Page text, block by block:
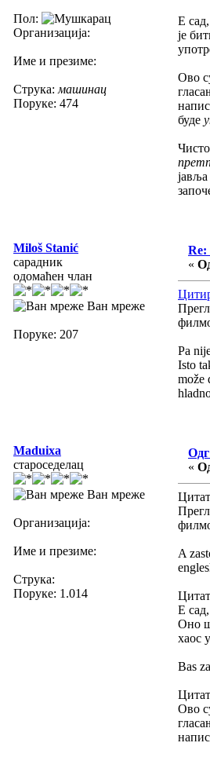
Пол:
Организација:
Име и презиме:
Струка: машинац
Поруке: 474
Е
је
Ово
буде
Miloš Stanić
сарадник
одомаћен члан
Ван мреже
Поруке: 207
Re:
«
Pa
Isto
može
Maduixa
староседелац
Ван мреже
Организација:
Име и презиме:
Струка:
Поруке: 1.014
«
Цитат
A
Цитат
Е
Оно
хаос
Bas
Цитат
Ово